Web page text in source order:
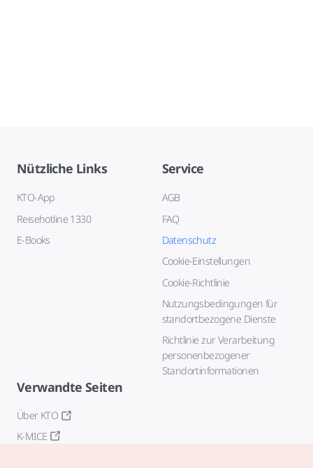
Nützliche Links
KTO-App
Reisehotline 1330
E-Books
Service
AGB
FAQ
Datenschutz
Cookie-Einstellungen
Cookie-Richtlinie
Nutzungsbedingungen für
standortbezogene Dienste
Richtlinie zur Verarbeitung
personenbezogener
Standortinformationen
Verwandte Seiten
Über KTO
K-MICE